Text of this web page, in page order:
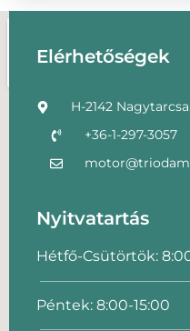
Elérhetőségek
H-2142
+36-1-297-3057
Nyitvatartás
Hétfő-Csütörtök:
Péntek: 8:00-15:00